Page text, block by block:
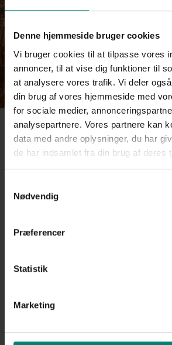
Denne hjemmeside bruger cookies
Vi bruger cookies til at tilpasse vores
annoncer, til at vise dig funktioner til
at analysere vores trafik. Vi deler
din brug af vores hjemmeside med
for sociale medier,
analysepartnere. Vores partnere kan
data med andre oplysninger, du har
de har indsamlet fra din brug af deres
Nødvendig
Præferencer
Statistik
Marketing
Kategorier:
Hjælp og vejledning